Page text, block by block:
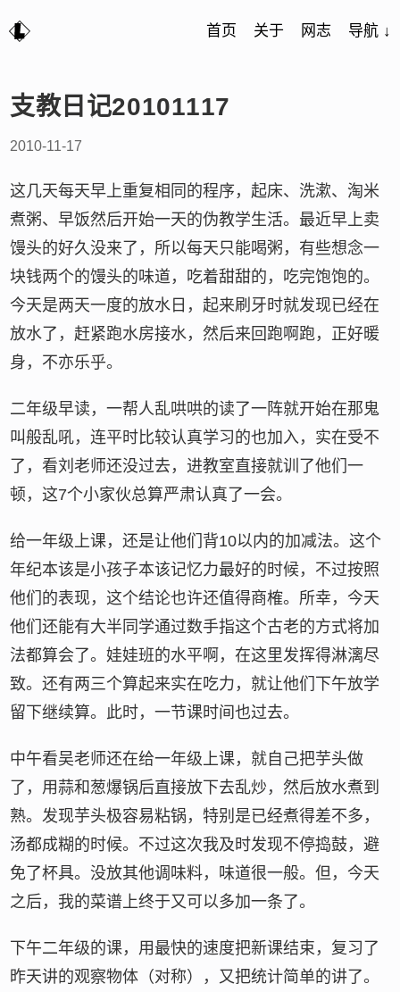
首页 关于 网志 导航 ↓
支教日记20101117
2010-11-17
这几天每天早上重复相同的程序，起床、洗漱、淘米
煮粥、早饭然后开始一天的伪教学生活。最近早上卖
馒头的好久没来了，所以每天只能喝粥，有些想念一
块钱两个的馒头的味道，吃着甜甜的，吃完饱饱的。
今天是两天一度的放水日，起来刷牙时就发现已经在
放水了，赶紧跑水房接水，然后来回跑啊跑，正好暖
身，不亦乐乎。
二年级早读，一帮人乱哄哄的读了一阵就开始在那鬼
叫般乱吼，连平时比较认真学习的也加入，实在受不
了，看刘老师还没过去，进教室直接就训了他们一
顿，这7个小家伙总算严肃认真了一会。
给一年级上课，还是让他们背10以内的加减法。这个
年纪本该是小孩子本该记忆力最好的时候，不过按照
他们的表现，这个结论也许还值得商榷。所幸，今天
他们还能有大半同学通过数手指这个古老的方式将加
法都算会了。娃娃班的水平啊，在这里发挥得淋漓尽
致。还有两三个算起来实在吃力，就让他们下午放学
留下继续算。此时，一节课时间也过去。
中午看吴老师还在给一年级上课，就自己把芋头做
了，用蒜和葱爆锅后直接放下去乱炒，然后放水煮到
熟。发现芋头极容易粘锅，特别是已经煮得差不多，
汤都成糊的时候。不过这次我及时发现不停捣鼓，避
免了杯具。没放其他调味料，味道很一般。但，今天
之后，我的菜谱上终于又可以多加一条了。
下午二年级的课，用最快的速度把新课结束，复习了
昨天讲的观察物体（对称），又把统计简单的讲了。